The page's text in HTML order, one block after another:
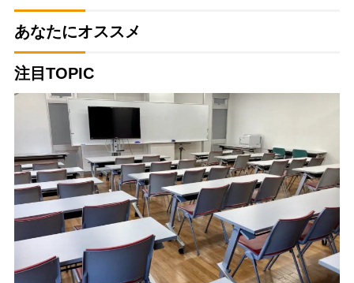
あなたにオススメ
注目TOPIC